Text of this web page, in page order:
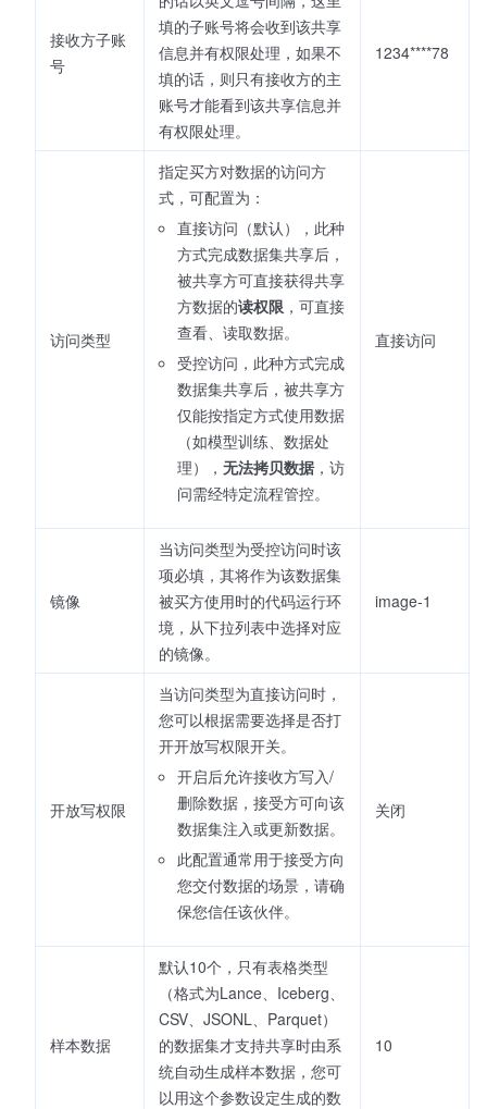
接收方子账
号
填的子账号将会收到该共享
信息并有权限处理，如果不
填的话，则只有接收方的主
账号才能看到该共享信息并
有权限处理。
1234****78
访问类型
指定买方对数据的访问方
式，可配置为：
直接访问（默认），此种
方式完成数据集共享后，
被共享方可直接获得共享
方数据的读权限 ，可直接
查看、读取数据。
受控访问，此种方式完成
数据集共享后，被共享方
仅能按指定方式使用数据
（如模型训练、数据处
理）， 无法拷贝数据，访
问需经特定流程管控。
直接访问
镜像
当访问类型为受控访问时该
项必填，其将作为该数据集
被买方使用时的代码运行环
境，从下拉列表中选择对应
的镜像。
image-1
开放写权限
当访问类型为直接访问时，
您可以根据需要选择是否打
开开放写权限开关。
开启后允许接收方写入/
删除数据，接受方可向该
数据集注入或更新数据。
此配置通常用于接受方向
您交付数据的场景，请确
保您信任该伙伴。
关闭
样本数据
默认10个，只有表格类型
（格式为Lance、Iceberg、
CSV、JSONL、Parquet）
的数据集才支持共享时由系
统自动生成样本数据，您可
以用这个参数设定生成的数
10